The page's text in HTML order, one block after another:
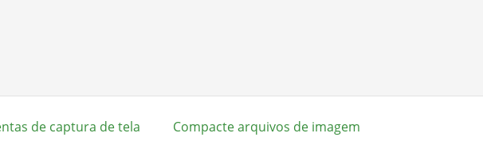
de captura de tela
Compacte arquivos de imagem